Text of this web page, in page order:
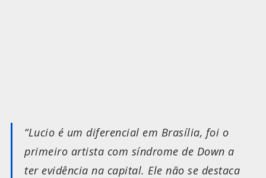
“Lucio é um diferencial em Brasília, foi o
primeiro artista com síndrome de Down a
ter evidência na capital. Ele não se destaca